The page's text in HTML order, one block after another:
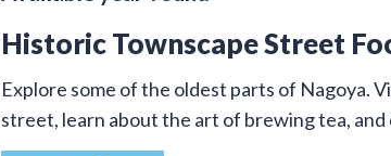
Historic Townscape Street
Explore some of the oldest parts of Nagoya.
street, learn about the art of brewing tea,